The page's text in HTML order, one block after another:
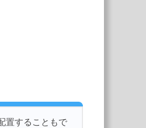
置することもで